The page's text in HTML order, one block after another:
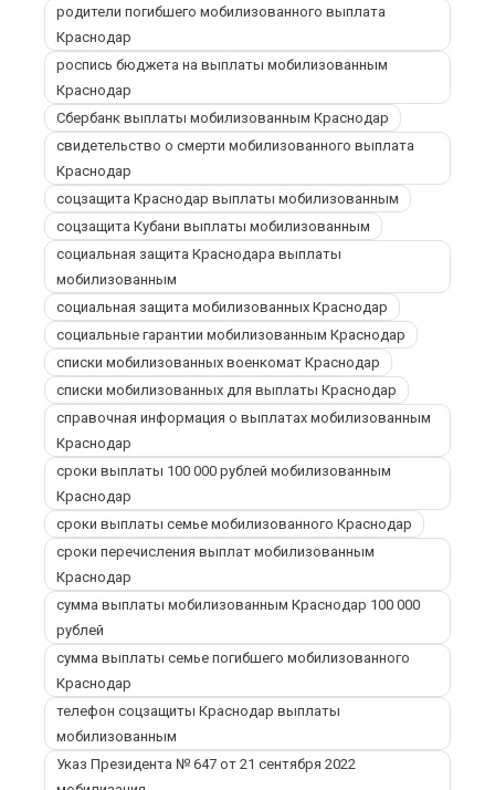
родители погибшего мобилизованного выплата
Краснодар
роспись бюджета на выплаты мобилизованным
Краснодар
Сбербанк выплаты мобилизованным Краснодар
свидетельство о смерти мобилизованного выплата
Краснодар
соцзащита Краснодар выплаты мобилизованным
соцзащита Кубани выплаты мобилизованным
социальная защита Краснодара выплаты
мобилизованным
социальная защита мобилизованных Краснодар
социальные гарантии мобилизованным Краснодар
списки мобилизованных военкомат Краснодар
списки мобилизованных для выплаты Краснодар
справочная информация о выплатах мобилизованным
Краснодар
сроки выплаты 100 000 рублей мобилизованным
Краснодар
сроки выплаты семье мобилизованного Краснодар
сроки перечисления выплат мобилизованным
Краснодар
сумма выплаты мобилизованным Краснодар 100 000
рублей
сумма выплаты семье погибшего мобилизованного
Краснодар
телефон соцзащиты Краснодар выплаты
мобилизованным
Указ Президента № 647 от 21 сентября 2022